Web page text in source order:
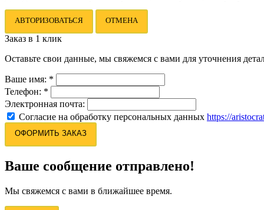
АВТОРИЗОВАТЬСЯ ОТМЕНА
Заказ в 1 клик
Оставьте свои данные, мы свяжемся с вами для уточнения
Ваше имя: *
Телефон: *
Электронная почта:
Согласие на обработку персональных данных https://
ОФОРМИТЬ ЗАКАЗ
Ваше сообщение отправлено!
Мы свяжемся с вами в ближайшее время.